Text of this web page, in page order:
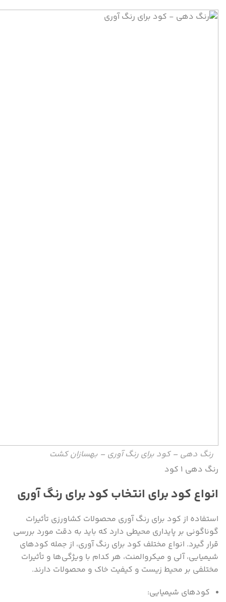
رنگ دهی – کود برای رنگ آوری – بهسازان کشت
رنگ دهی ۱ کود
انواع کود برای انتخاب کود برای رنگ آوری
استفاده از کود برای رنگ آوری محصولات کشاورزی تأثیرات
گوناگونی بر پایداری محیطی دارد که باید به دقت مورد بررسی
قرار گیرد. انواع مختلف کود برای رنگ آوری، از جمله کودهای
شیمیایی، آلی و میکروالمنت، هر کدام با ویژگی‌ها و تأثیرات
مختلفی بر محیط زیست و کیفیت خاک و محصولات دارند.
کودهای شیمیایی: